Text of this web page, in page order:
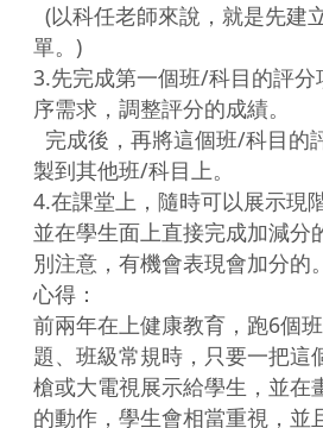
單。)
3.先完成第一個班/科目的評
序需求，調整評分的成績。
製到其他班/科目上。
4.在課堂上，隨時可以展示現
並在學生面上直接完成加減分
別注意，有機會表現會加分的。
心得：
前兩年在上健康教育，跑6個
題、班級常規時，只要一把這
槍或大電視展示給學生，並在
的動作，學生會相當重視，並